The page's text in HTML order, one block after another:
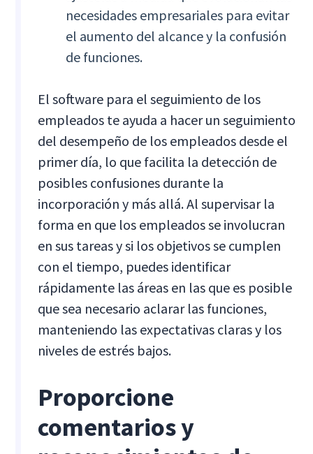
necesidades empresariales para evitar
el aumento del alcance y la confusión
de funciones.
El software para el seguimiento de los
empleados te ayuda a hacer un seguimiento
del desempeño de los empleados desde el
primer día, lo que facilita la detección de
posibles confusiones durante la
incorporación y más allá. Al supervisar la
forma en que los empleados se involucran
en sus tareas y si los objetivos se cumplen
con el tiempo, puedes identificar
rápidamente las áreas en las que es posible
que sea necesario aclarar las funciones,
manteniendo las expectativas claras y los
niveles de estrés bajos.
Proporcione
comentarios y